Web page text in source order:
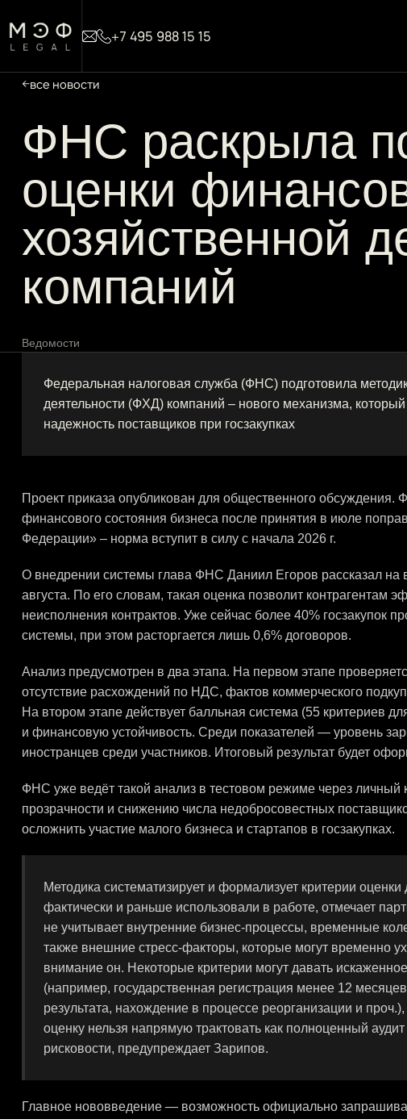
+7 495 988 15 15
все новости
ФНС раскрыла
оценки
хозяйственной
компаний
Ведомости
Федеральная налоговая служба (ФНС) подготовила
деятельности (ФХД) компаний – нового механизма,
надежность поставщиков при госзакупках
Проект приказа опубликован для общественного
финансового состояния бизнеса после принятия в июле
Федерации» – норма вступит в силу с начала 2026 г.
О внедрении системы глава ФНС Даниил Егоров рассказал
августа. По его словам, такая оценка позволит контрагентам
неисполнения контрактов. Уже сейчас более 40% госзакупок
системы, при этом расторгается лишь 0,6% договоров.
Анализ предусмотрен в два этапа. На первом этапе
отсутствие расхождений по НДС, фактов коммерческого
На втором этапе действует балльная система (55
и финансовую устойчивость. Среди показателей — уровень
иностранцев среди участников. Итоговый результат будет
ФНС уже ведёт такой анализ в тестовом режиме через личный
прозрачности и снижению числа недобросовестных
осложнить участие малого бизнеса и стартапов в госзакупках.
Методика систематизирует и формализует критерии
фактически и раньше использовали в работе, отмечает
не учитывает внутренние бизнес-процессы, временные
также внешние стресс-факторы, которые могут временно
внимание он. Некоторые критерии могут давать
(например, государственная регистрация менее 12
результата, нахождение в процессе реорганизации и
оценку нельзя напрямую трактовать как полноценный
рисковости, предупреждает Зарипов.
Главное нововведение — возможность официально